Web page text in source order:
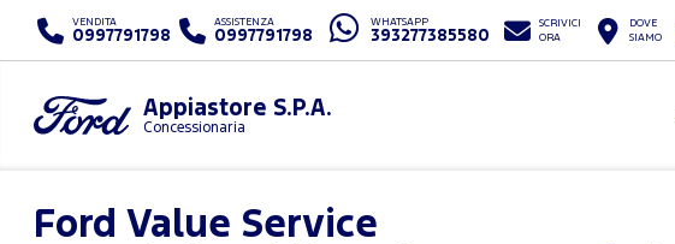
VENDITA
0997791798
ASSISTENZA
0997791798
WHATSAPP
393277385580
SCRIVICI
ORA
DOVE
SIAMO
Appiastore S.P.A.
Concessionaria
Ford Value Service